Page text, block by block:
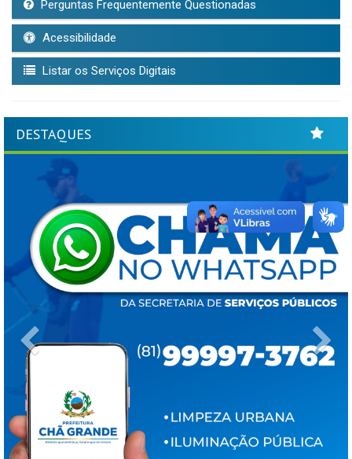
Perguntas Frequentemente Questionadas
Acessibilidade
Listar os Serviços Digitais
DESTAQUES